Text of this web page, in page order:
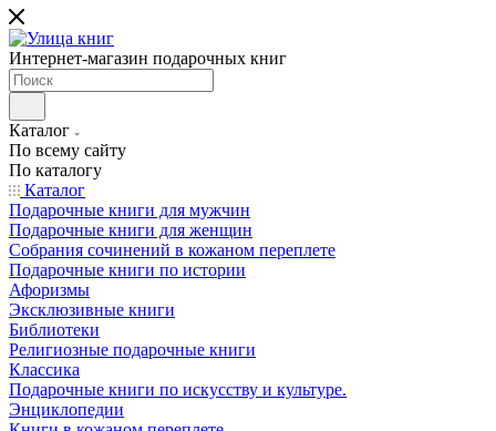
Интернет-магазин подарочных книг
Каталог
По всему сайту
По каталогу
Каталог
Подарочные книги для мужчин
Подарочные книги для женщин
Собрания сочинений в кожаном переплете
Подарочные книги по истории
Афоризмы
Эксклюзивные книги
Библиотеки
Религиозные подарочные книги
Классика
Подарочные книги по искусству и культуре.
Энциклопедии